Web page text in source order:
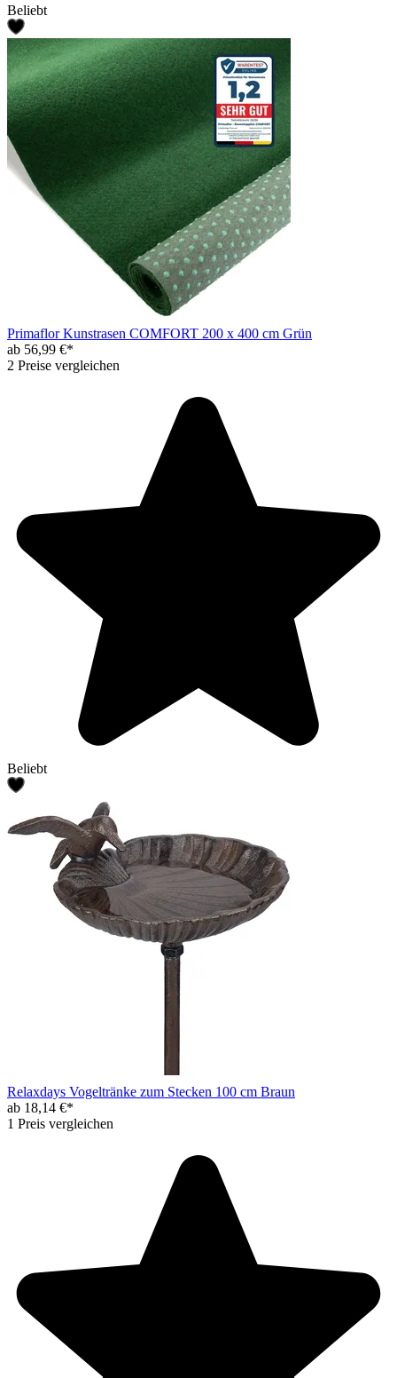
Beliebt
Primaflor Kunstrasen COMFORT 200 x 400 cm Grün
ab 56,99 €*
2 Preise vergleichen
Beliebt
Relaxdays Vogeltränke zum Stecken 100 cm Braun
ab 18,14 €*
1 Preis vergleichen